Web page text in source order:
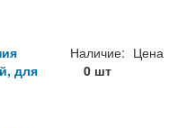
для
Наличие:
0 шт
Цена